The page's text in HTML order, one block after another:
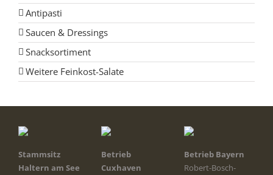
Antipasti
Saucen & Dressings
Snacksortiment
Weitere Feinkost-Salate
Stammsitz
Haltern am See
Betrieb
Cuxhaven
Betrieb Bayern
Robert-Bosch-